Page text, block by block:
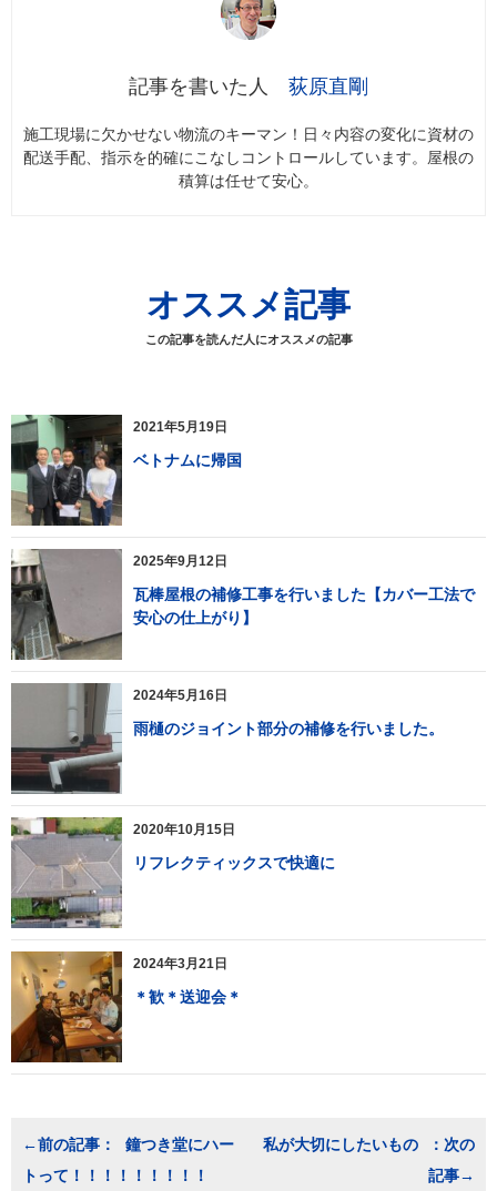
荻原直剛
施工現場に欠かせない物流のキーマン！日々内容の変化に資材の
配送手配、指示を的確にこなしコントロールしています。屋根の
積算は任せて安心。
オススメ記事
この記事を読んだ人にオススメの記事
2021年5月19日
ベトナムに帰国
2025年9月12日
瓦棒屋根の補修工事を行いました【カバー工法で
安心の仕上がり】
2024年5月16日
雨樋のジョイント部分の補修を行いました。
2020年10月15日
リフレクティックスで快適に
2024年3月21日
＊歓＊送迎会＊
ナ
鐘つき堂にハー
トって！！！！！！！！！
私が大切にしたいもの